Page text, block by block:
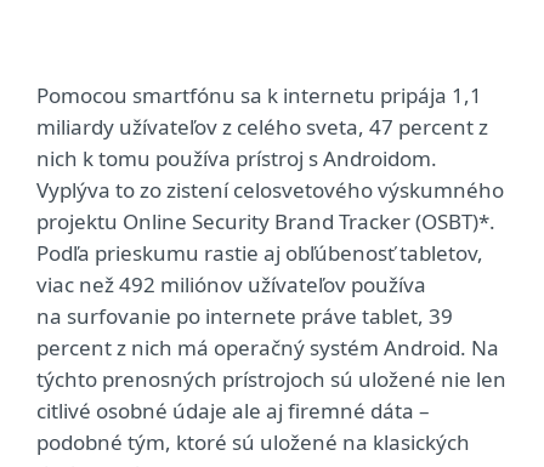
Pomocou smartfónu sa k internetu pripája 1,1
miliardy užívateľov z celého sveta, 47 percent z
nich k tomu používa prístroj s Androidom.
Vyplýva to zo zistení celosvetového výskumného
projektu Online Security Brand Tracker (OSBT)*.
Podľa prieskumu rastie aj obľúbenosť tabletov,
viac než 492 miliónov užívateľov používa
na surfovanie po internete práve tablet, 39
percent z nich má operačný systém Android. Na
týchto prenosných prístrojoch sú uložené nie len
citlivé osobné údaje ale aj firemné dáta –
podobné tým, ktoré sú uložené na klasických